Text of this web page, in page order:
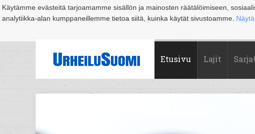
Käytämme evästeitä tarjoamamme sisällön ja mainosten räätälöimiseen,
analytiikka-alan kumppaneillemme tietoa siitä, kuinka käytät sivustoamme.
Suomi Espoo Helsinki Hämeenlinna Joensuu Jyväskylä Kouvola Kuopio
Etusivu Lajit